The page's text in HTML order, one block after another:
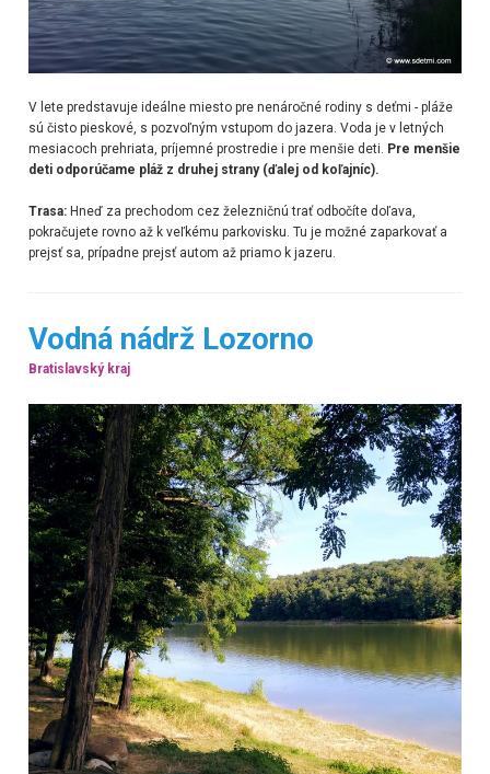
V lete predstavuje ideálne miesto pre nenáročné rodiny s deťmi - pláže
sú čisto pieskové, s pozvoľným vstupom do jazera. Voda je v letných
mesiacoch prehriata, príjemné prostredie i pre menšie deti. Pre menšie
deti odporúčame pláž z druhej strany (ďalej od koľajníc).
Trasa: Hneď za prechodom cez železničnú trať odbočíte doľava,
pokračujete rovno až k veľkému parkovisku. Tu je možné zaparkovať a
prejsť sa, prípadne prejsť autom až priamo k jazeru.
Vodná nádrž Lozorno
Bratislavský kraj